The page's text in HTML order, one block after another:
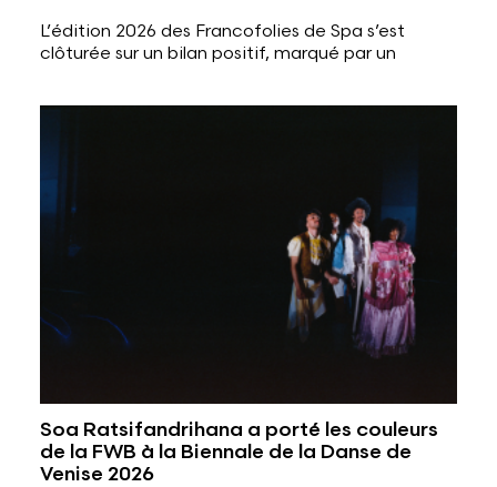
L’édition 2026 des Francofolies de Spa s’est
clôturée sur un bilan positif, marqué par un
Soa Ratsifandrihana a porté les couleurs
de la FWB à la Biennale de la Danse de
Venise 2026